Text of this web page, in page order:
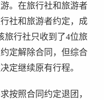
。在旅行社和旅游者
社和旅游者约定，成
旅行社只收到了4位旅
定解除合同，但综合
定继续原有行程。
按照合同约定退团，